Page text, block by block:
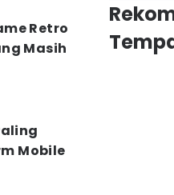
Retro
Masih
Mobile